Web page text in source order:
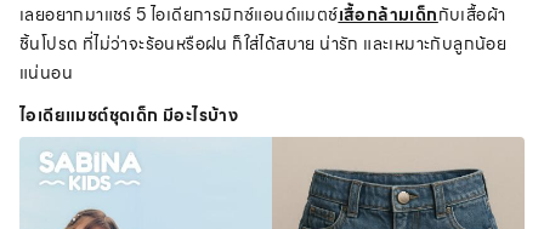
เลยอยากมาแชร์ 5 ไอเดียการมิกซ์แอนด์แมตช์เสื้อกล้ามเด็กกับเสื้อผ้า
ชิ้นโปรด ที่ไม่ว่าจะร้อนหรือฝน ก็ใส่ได้สบาย น่ารัก และเหมาะกับลูกน้อย
แน่นอน
ไอเดียแมชต์ชุดเด็ก มีอะไรบ้าง